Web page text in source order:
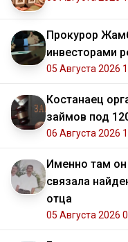
Прокурор
инвесторами
05 Августа 2026
Костанаец
займов под
06 Августа 2026
Именно там
связала
отца
05 Августа 2026